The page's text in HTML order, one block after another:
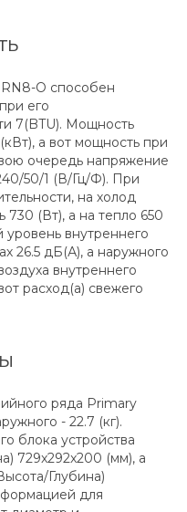
O способен
его
7(BTU). Мощность
а вот мощность при
очередь напряжение
50/1 (В/Гц/Ф). При
на холод
(Вт), а на тепло 650
внутреннего
26.5 дБ(А), а наружного
внутреннего
расход(а) свежего
ряда Primary
- 22.7 (кг).
блока устройства
729x292x200 (мм), а
Глубина)
для